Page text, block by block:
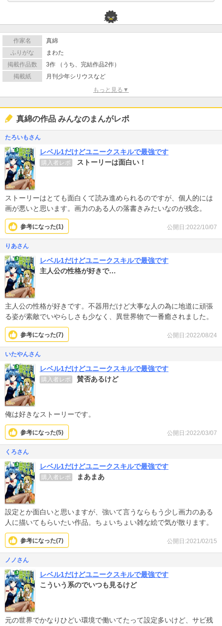
作家名
真綿
ふりがな
まわた
掲載作品数
3作 （うち、完結作品2作）
掲載紙
月刊少年シリウスなど
もっと見る▼
真綿の作品 みんなのまんがレポ
たろいもさん
レベル1だけどユニークスキルで最強です
購入者レポ ストーリーは面白い！
ストーリーはとても面白くて読み進められるのですが、個人的には
画が悪いと思います。画力のある人の落書きみたいなのが残念。
公開日:2022/10/07
参考になった(1)
りあさん
レベル1だけどユニークスキルで最強です
主人公の性格が好きで…
主人公の性格が好きです。不器用だけど大事な人の為に地道に頑張
る姿が素敵でいやらしさも少なく、異世界物で一番癒されました。
公開日:2022/08/24
参考になった(7)
いたやんさん
レベル1だけどユニークスキルで最強です
購入者レポ 賛否あるけど
俺は好きなストーリーです。
公開日:2022/03/07
参考になった(5)
くろさん
レベル1だけどユニークスキルで最強です
購入者レポ まあまあ
設定とか面白いと思いますが、強いて言うならもう少し画力のある
人に描いてもらいたい作品。ちょいちょい雑な絵で気が散ります。
公開日:2021/02/15
参考になった(7)
ノノさん
レベル1だけどユニークスキルで最強です
こういう系のでいつも見るけど
元の世界でかなりひどい環境で働いてたって設定多いけど、サビ残